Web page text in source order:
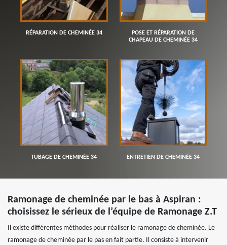
RÉPARATION DE CHEMINÉE 34
POSE ET RÉPARATION DE
CHAPEAU DE CHEMINÉE 34
TUBAGE DE CHEMINÉE 34 ENTRETIEN DE CHEMINÉE 34
Ramonage de cheminée par le bas à Aspiran :
choisissez le sérieux de l’équipe de Ramonage Z.T
Il existe différentes méthodes pour réaliser le ramonage de cheminée. Le
ramonage de cheminée par le pas en fait partie. Il consiste à intervenir